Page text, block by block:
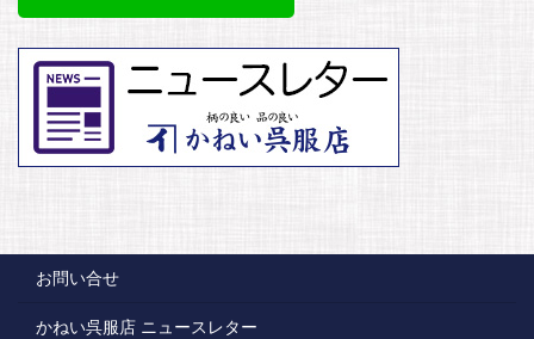
お問い合せ
かねい呉服店 ニュースレター